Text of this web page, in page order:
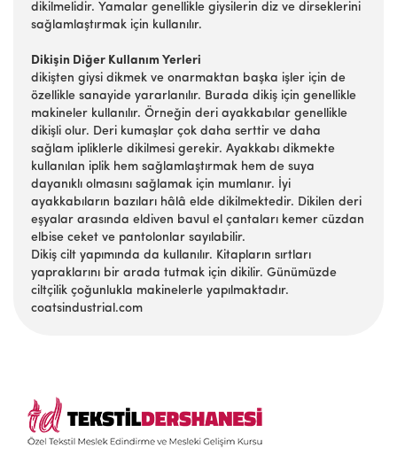
dikilmelidir. Yamalar genellikle giysilerin diz ve dirseklerini
sağlamlaştırmak için kullanılır.
Dikişin Diğer Kullanım Yerleri
dikişten giysi dikmek ve onarmaktan başka işler için de
özellikle sanayide yararlanılır. Burada dikiş için genellikle
makineler kullanılır. Örneğin deri ayakkabılar genellikle
dikişli olur. Deri kumaşlar çok daha serttir ve daha
sağlam ipliklerle dikilmesi gerekir. Ayakkabı dikmekte
kullanılan iplik hem sağlamlaştırmak hem de suya
dayanıklı olmasını sağlamak için mumlanır. İyi
ayakkabıların bazıları hâlâ elde dikilmektedir. Dikilen deri
eşyalar arasında eldiven bavul el çantaları kemer cüzdan
elbise ceket ve pantolonlar sayılabilir.
Dikiş cilt yapımında da kullanılır. Kitapların sırtları
yapraklarını bir arada tutmak için dikilir. Günümüzde
ciltçilik çoğunlukla makinelerle yapılmaktadır.
coatsindustrial.com